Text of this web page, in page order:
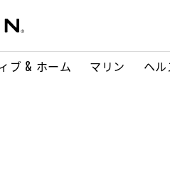
ブ & ホーム マリン ヘル